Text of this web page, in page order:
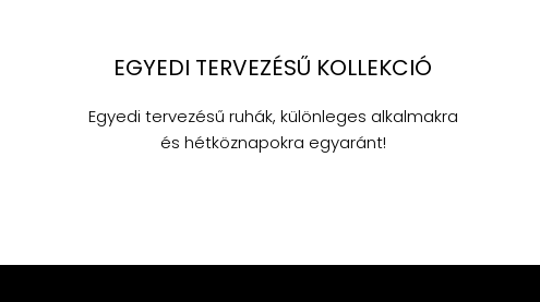
EGYEDI TERVEZÉSŰ KOLLEKCIÓ
Egyedi tervezésű ruhák, különleges alkalmakra
és hétköznapokra egyaránt!